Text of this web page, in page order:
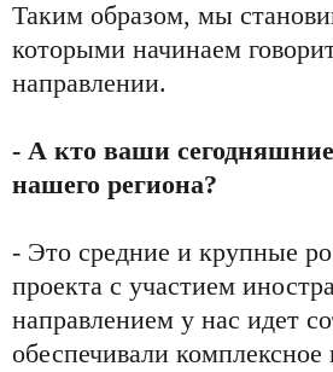
Таким образом, мы
которыми начинаем
направлении.
- А кто ваши
нашего региона?
- Это средние и крупные
проекта с участием
направлением у нас идет
обеспечивали